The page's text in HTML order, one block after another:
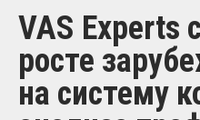
VAS Experts
росте
на систему